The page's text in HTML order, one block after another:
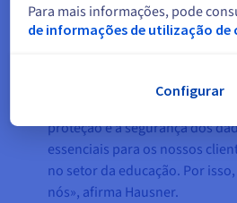
como aSecNumCloud de
Reino Unido . Isto traduz-se
segurança da informação,
continuidade da atividade e
proteção e a segurança dos
essenciais para os nossos
no setor da educação. Por
nós», afirma Hausner.
Para mais informações, pode
de informações de utilização de
Configurar